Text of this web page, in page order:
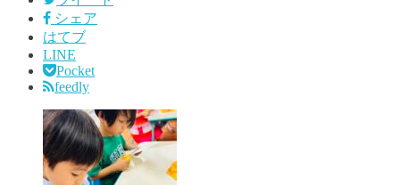
シェア
はてブ
LINE
Pocket
feedly